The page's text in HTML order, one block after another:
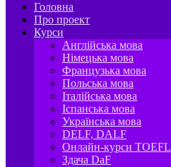
Головна
Про проект
Курси
Англійська мова
Німецька мова
Французька мова
Польська мова
Італійська мова
Іспанська мова
Українська мова
DELF, DALF
Онлайн-курси TOEFL
Здача DaF